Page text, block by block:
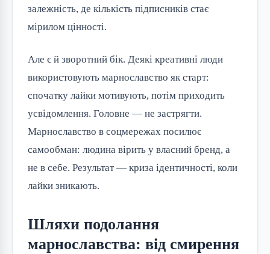
залежність, де кількість підписників стає
мірилом цінності.
Але є й зворотний бік. Деякі креативні люди
використовують марнославство як старт:
спочатку лайки мотивують, потім приходить
усвідомлення. Головне — не застрягти.
Марнославство в соцмережах посилює
самообман: людина вірить у власний бренд, а
не в себе. Результат — криза ідентичності, коли
лайки зникають.
Шляхи подолання
марнославства: від смирення